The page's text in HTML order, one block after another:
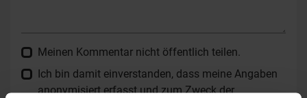
Meinen Kommentar nicht öffentlich teilen.
Ich bin damit einverstanden, dass meine Angaben
anonymisiert erfasst und zum Zweck der